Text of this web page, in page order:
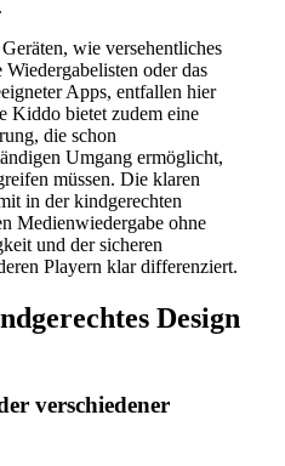
wie versehentliches
oder das
Apps, entfallen hier
Kiddo bietet zudem eine
die schon
Umgang ermöglicht,
müssen. Die klaren
in der kindgerechten
Medienwiedergabe ohne
und der sicheren
Playern klar differenziert.
Design
verschiedener